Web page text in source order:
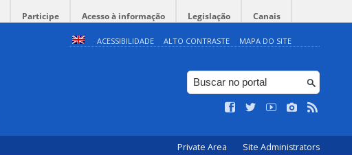
Participe Acesso à informação Legislação Canais
ACESSIBILIDADE ALTO CONTRASTE MAPA DO SITE
Private Area Site Administrators